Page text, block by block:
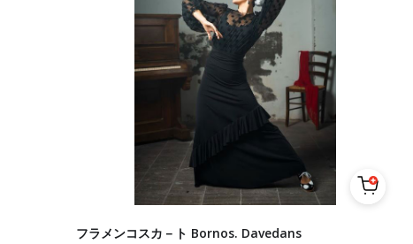
フラメンコスカ－ト Bornos. Davedans